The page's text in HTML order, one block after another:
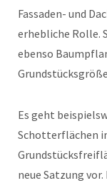
Fassaden- und
erhebliche Rolle.
ebenso
Es geht
Schotterflächen
neue Satzung